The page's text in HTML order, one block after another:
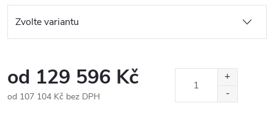
od 129 596 Kč
od 107 104 Kč bez DPH